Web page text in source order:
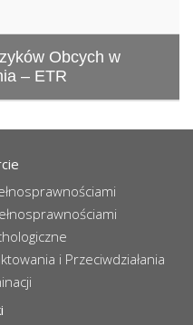
Obcych w
– ETR
i Przeciwdziałania